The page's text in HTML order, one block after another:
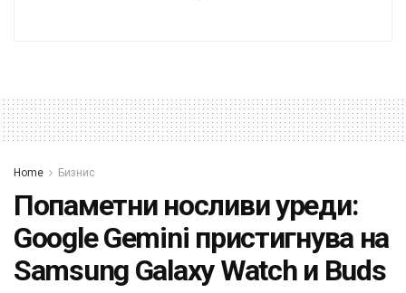
Home Бизнис
Попаметни носливи уреди:
Google Gemini пристигнува на
Samsung Galaxy Watch и Buds